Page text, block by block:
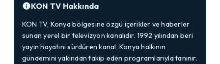
KON TV Hakkında
KON TV, Konya bölgesine özgü içerikler ve haberler
sunan yerel bir televizyon kanalıdır. 1992 yılından beri
yayın hayatını sürdüren kanal, Konya halkının
gündemini yakından takip eden programlarıyla tanınır.